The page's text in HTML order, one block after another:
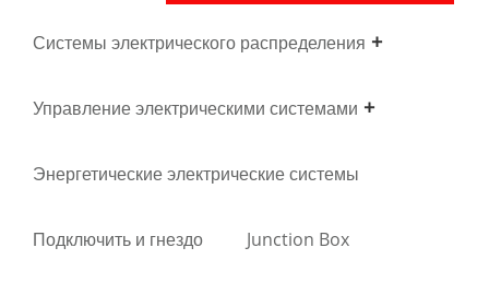
Системы электрического распределения
Управление электрическими системами
Энергетические электрические системы
Подключить и гнездо Junction Box